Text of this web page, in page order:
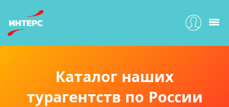
Каталог наших
турагентств по России